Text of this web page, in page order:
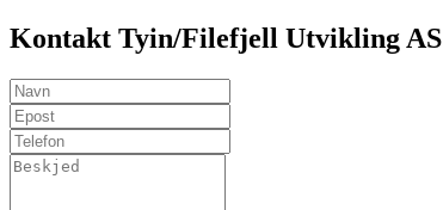
Kontakt Tyin/Filefjell Utvikling AS